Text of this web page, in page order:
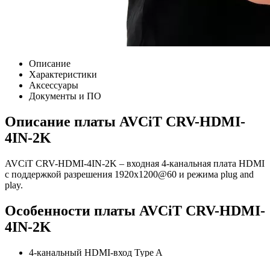
Описание
Характеристики
Аксессуары
Документы и ПО
Описание платы AVCiT CRV-HDMI-
4IN-2K
AVCiT CRV-HDMI-4IN-2K – входная 4-канальная плата HDMI
с поддержкой разрешения 1920x1200@60 и режима plug and
play.
Особенности платы AVCiT CRV-HDMI-
4IN-2K
4-канальный HDMI-вход Type A